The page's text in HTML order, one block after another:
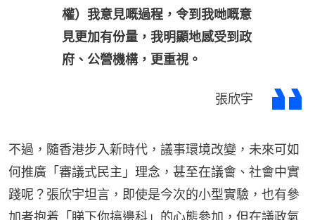
權）我意見嘅過程，令到我哋嘅意
見更加有份量，我明顯地感受到政
府、公營機構，更重視。
張欣宇
不過，隨香港步入新時代，議事環境改變，未來可如
何推廣「審議式民主」理念，甚至在議會、社會中實
踐呢？張欣宇坦言，即使是今次的小型實驗，也有參
加者抱着「睇下你搞邊科」的心態參加，但在議政氣